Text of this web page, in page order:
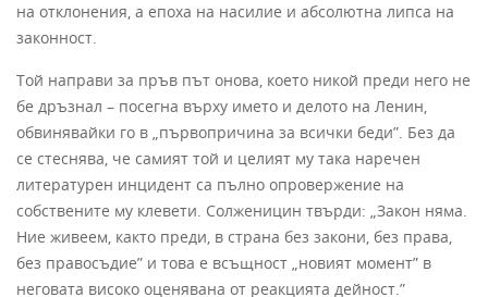
на отклонения, а епоха на насилие и абсолютна липса на
законност.
Той направи за пръв път онова, което никой преди него не
бе дръзнал – посегна върху името и делото на Ленин,
обвинявайки го в „първопричина за всички беди”. Без да
се стеснява, че самият той и целият му така наречен
литературен инцидент са пълно опровержение на
собствените му клевети. Солженицин твърди: „Закон няма.
Ние живеем, както преди, в страна без закони, без права,
без правосъдие” и това е всъщност „новият момент” в
неговата високо оценявана от реакцията дейност.”